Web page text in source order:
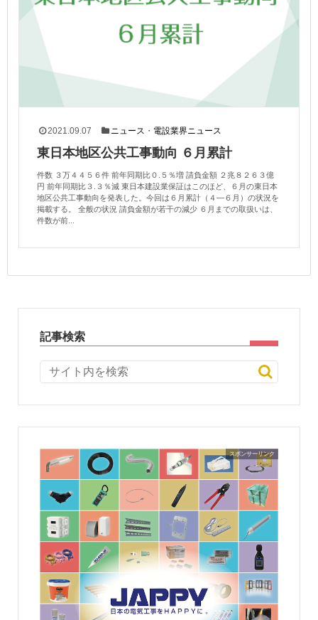
2021.09.07 ニュース ・ 電設業界ニュース
東日本地区公共工事動向 ６月累計
件数 ３万４４５６件 前年同期比０.５％増 請負金額 ２兆８２６３億
円 前年同期比３.３％減 東日本建設業保証はこのほど、６月の東日本
地区公共工事動向を発表した。今回は６月累計（４—６月）の状況を
掲載する。 全般の状況 請負金額が若干の減少 ６月までの取扱いは、
件数が前...
記事検索